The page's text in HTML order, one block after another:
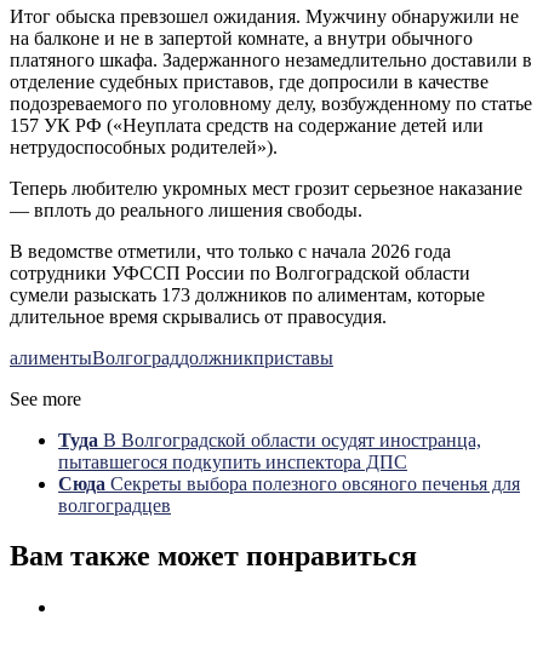
Итог обыска превзошел ожидания. Мужчину обнаружили не
на балконе и не в запертой комнате, а внутри обычного
платяного шкафа. Задержанного незамедлительно доставили в
отделение судебных приставов, где допросили в качестве
подозреваемого по уголовному делу, возбужденному по статье
157 УК РФ («Неуплата средств на содержание детей или
нетрудоспособных родителей»).
Теперь любителю укромных мест грозит серьезное наказание
— вплоть до реального лишения свободы.
В ведомстве отметили, что только с начала 2026 года
сотрудники УФССП России по Волгоградской области
сумели разыскать 173 должников по алиментам, которые
длительное время скрывались от правосудия.
алиментыВолгограддолжникприставы
See more
Туда В Волгоградской области осудят иностранца,
пытавшегося подкупить инспектора ДПС
Сюда Секреты выбора полезного овсяного печенья для
волгоградцев
Вам также может понравиться